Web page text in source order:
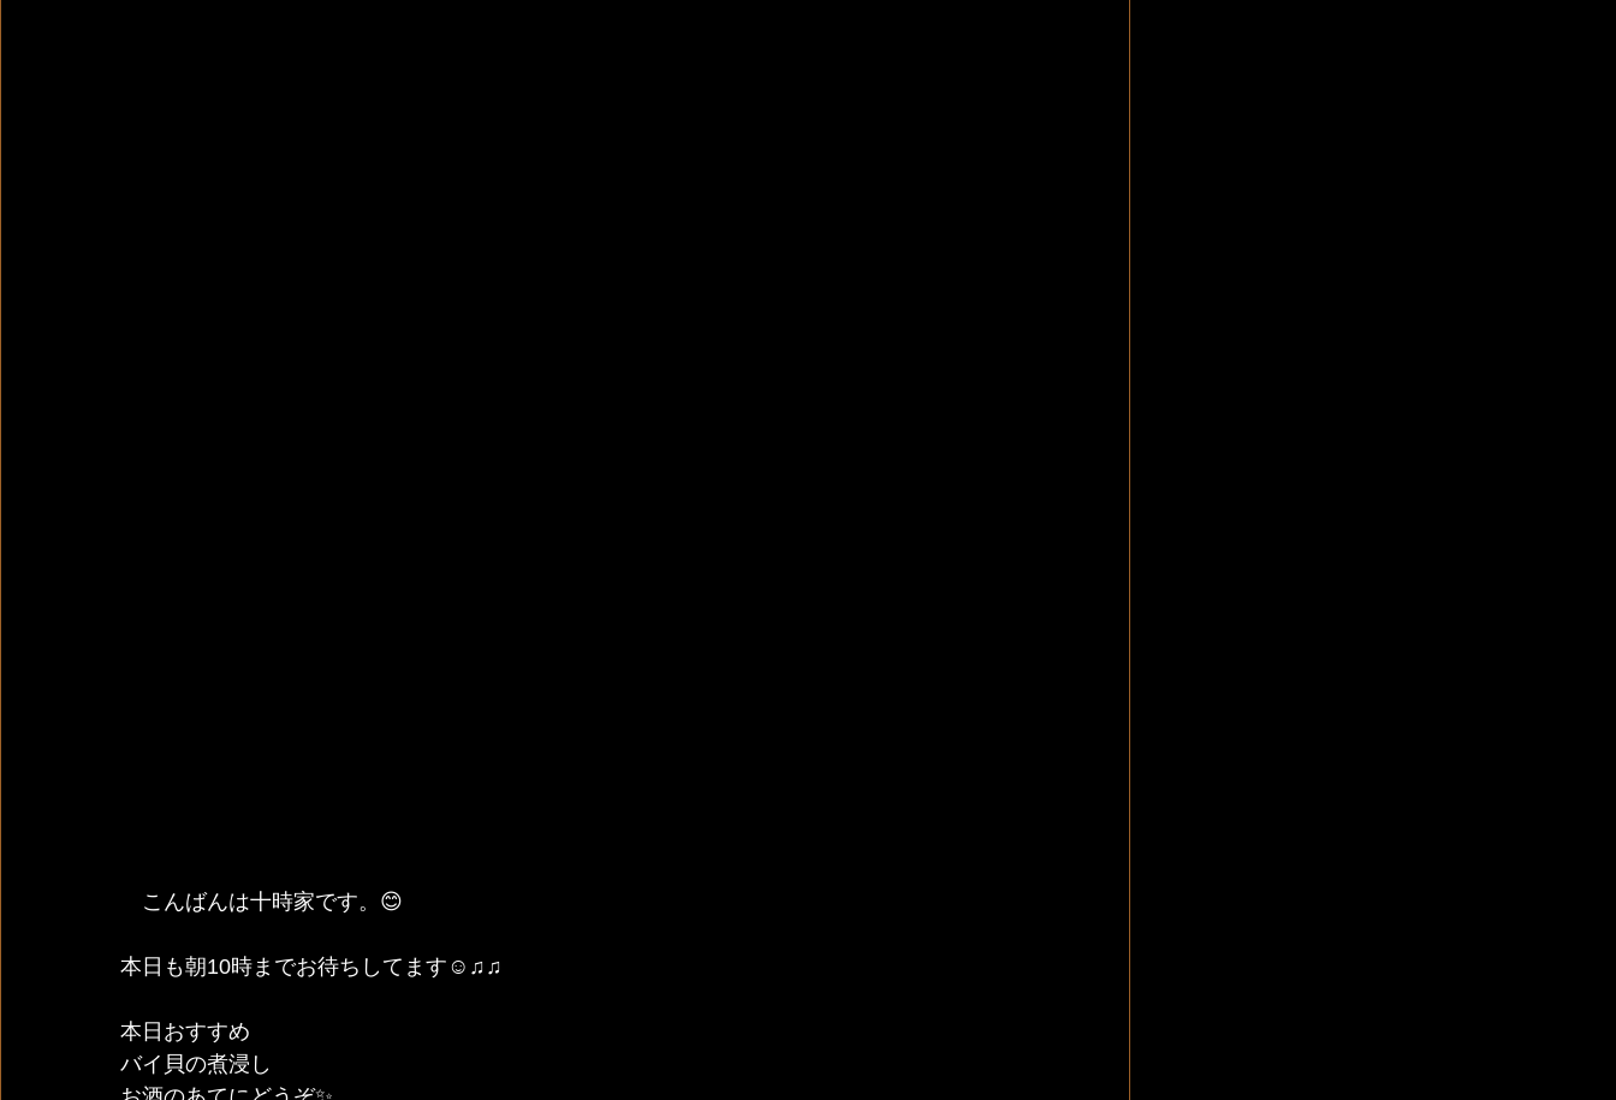
こんばんは十時家です。😊
本日も朝10時までお待ちしてます☺️♫♫
本日おすすめ
バイ貝の煮浸し